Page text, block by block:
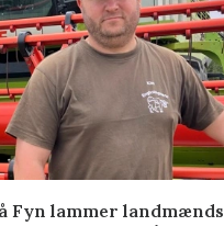
Fyn lammer landmænds